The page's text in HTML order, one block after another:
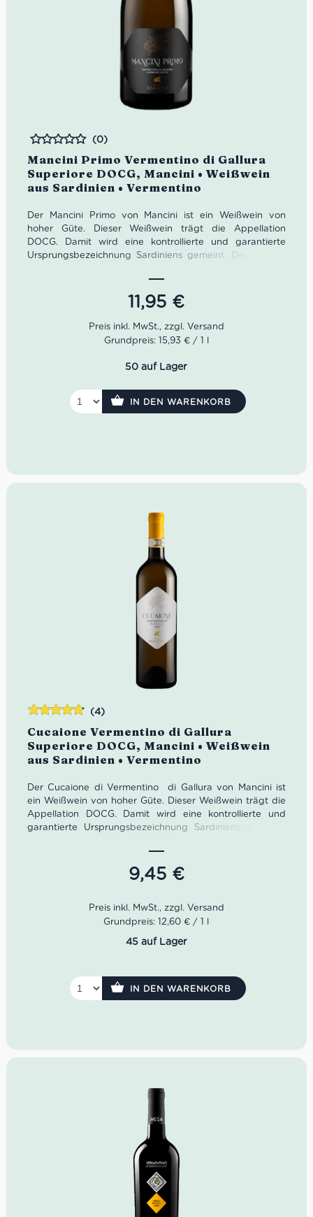
Mancini Primo Vermentino di Gallura
Superiore DOCG, Mancini • Weißwein
aus Sardinien • Vermentino
Bewertet
(0)
Der Mancini Primo von Mancini ist ein Weißwein von
hoher Güte. Dieser Weißwein trägt die Appellation
DOCG. Damit wird eine kontrollierte und garantierte
Ursprungsbezeichnung Sardiniens gemeint. Der Mancini
sortenrein aus der Vermentino Traube gewonnen.
: Ideal für Fischgerichten und als
: Strohgelb mit grünlichen Reflexen
: Intensives und leicht aromatisches Aroma
: Gut ausgewogen und guter Mineralität
: 21 Flaschen.
11,95 €
Grundpreis: 15,93 € / 1 l
50 auf Lager
IN DEN WARENKORB
Cucaione Vermentino di Gallura
Superiore DOCG, Mancini • Weißwein
aus Sardinien • Vermentino
(4)
Der Cucaione di Vermentino di Gallura von Mancini ist
ein Weißwein von hoher Güte. Dieser Weißwein trägt die
Appellation DOCG. Damit wird eine kontrollierte und
garantierte Ursprungsbezeichnung Sardiniens gemeint.
Vermentino bzw. sortenrein aus der Vermentino Traube
Farbe: Strohgelb mit grünlichen Reflexen
Geschmack: Gut ausgewogen und guter Mineralität
9,45 €
Bewertet
mit4.75
von 5
Grundpreis: 12,60 € / 1 l
45 auf Lager
IN DEN WARENKORB